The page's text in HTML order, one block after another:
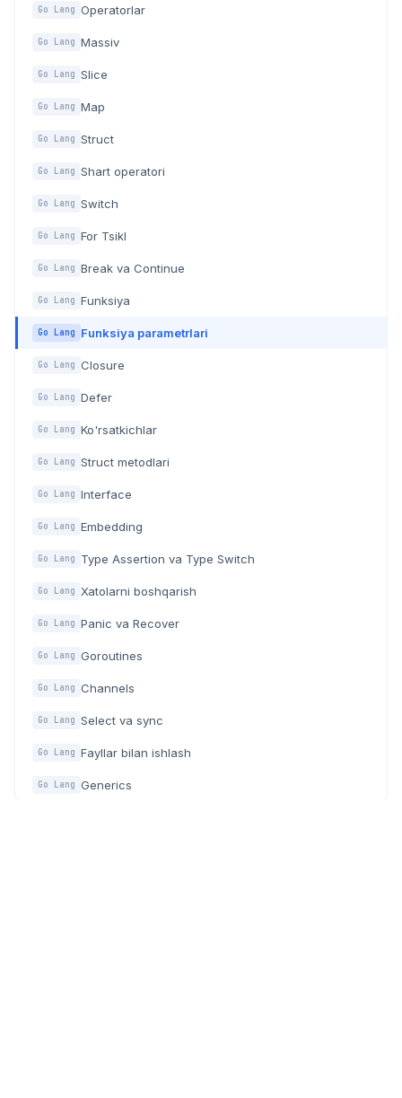
Go Lang Operatorlar
Go Lang Massiv
Go Lang Slice
Go Lang Map
Go Lang Struct
Go Lang Shart operatori
Go Lang Switch
Go Lang For Tsikl
Go Lang Break va Continue
Go Lang Funksiya
Go Lang Funksiya parametrlari
Go Lang Closure
Go Lang Defer
Go Lang Ko'rsatkichlar
Go Lang Struct metodlari
Go Lang Interface
Go Lang Embedding
Go Lang Type Assertion va Type Switch
Go Lang Xatolarni boshqarish
Go Lang Panic va Recover
Go Lang Goroutines
Go Lang Channels
Go Lang Select va sync
Go Lang Fayllar bilan ishlash
Go Lang Generics